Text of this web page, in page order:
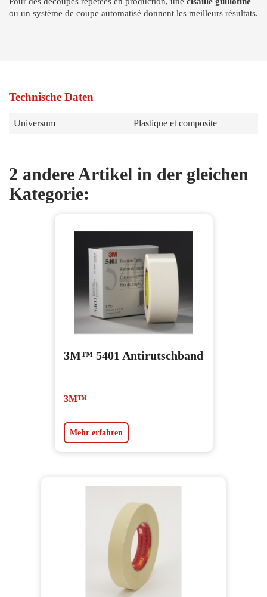
ou un système de coupe automatisé donnent les meilleurs résultats.
Technische Daten
Universum Plastique et composite
2 andere Artikel in der gleichen
Kategorie:
3M™ 5401 Antirutschband
3M™
Mehr erfahren